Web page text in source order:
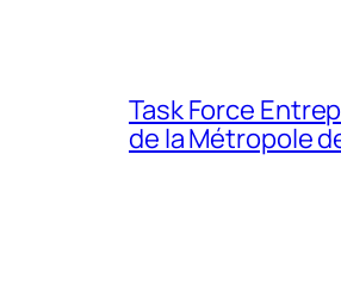
Task Force
de la Métropole